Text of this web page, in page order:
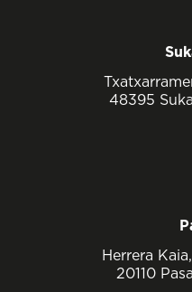
48395
Herrera
20110